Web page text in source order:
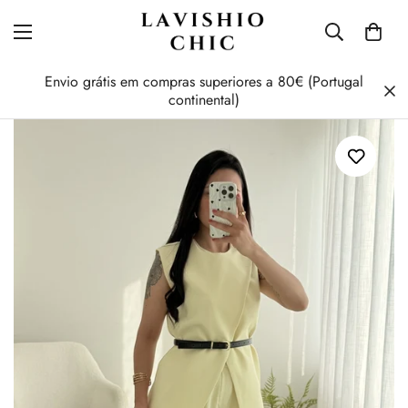
Envio grátis em compras superiores a 80€ (Portugal
continental)